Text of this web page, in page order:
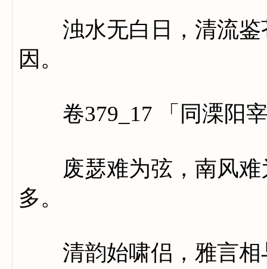
浊水无白日，清流鉴
因。
卷379_17 「同溧阳宰
废瑟难为弦，南风难
多。
清韵始啸侣，雅言相